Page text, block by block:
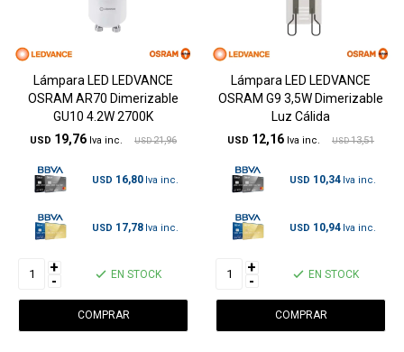
Lámpara LED LEDVANCE
OSRAM AR70 Dimerizable
GU10 4.2W 2700K
USD 19,76 USD 21,96
USD 16,80
USD 17,78
+
- EN STOCK
Lámpara LED LEDVANCE
OSRAM G9 3,5W Dimerizable
Luz Cálida
USD 12,16 USD 13,51
USD 10,34
USD 10,94
+
- EN STOCK